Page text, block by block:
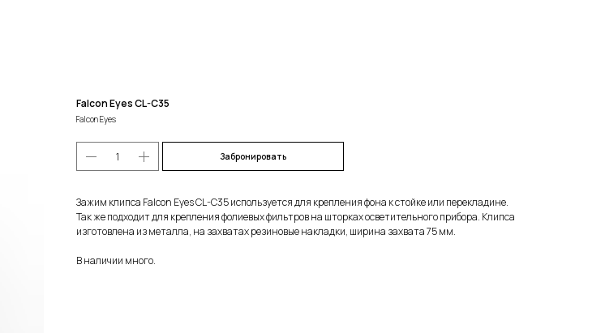
Falcon Eyes CL-C35
Falcon Eyes
Забронировать
Зажим клипса Falcon Eyes CL-C35 используется для крепления фона к стойке или перекладине.
Так же подходит для крепления фолиевых фильтров на шторках осветительного прибора. Клипса
изготовлена из металла, на захватах резиновые накладки, ширина захвата 75 мм.
В наличии много.